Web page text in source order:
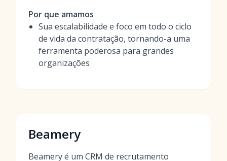
Por que amamos
Sua escalabilidade e foco em todo o ciclo
de vida da contratação, tornando-a uma
ferramenta poderosa para grandes
organizações
Beamery
Beamery é um CRM de recrutamento